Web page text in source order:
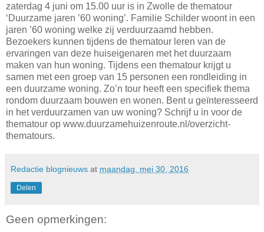
zaterdag 4 juni om 15.00 uur is in Zwolle de thematour
‘Duurzame jaren ’60 woning’. Familie Schilder woont in een
jaren ’60 woning welke zij verduurzaamd hebben.
Bezoekers kunnen tijdens de thematour leren van de
ervaringen van deze huiseigenaren met het duurzaam
maken van hun woning. Tijdens een thematour krijgt u
samen met een groep van 15 personen een rondleiding in
een duurzame woning. Zo’n tour heeft een specifiek thema
rondom duurzaam bouwen en wonen. Bent u geïnteresseerd
in het verduurzamen van uw woning? Schrijf u in voor de
thematour op www.duurzamehuizenroute.nl/overzicht-
thematours.
Redactie blognieuws at maandag, mei 30, 2016
Delen
Geen opmerkingen: